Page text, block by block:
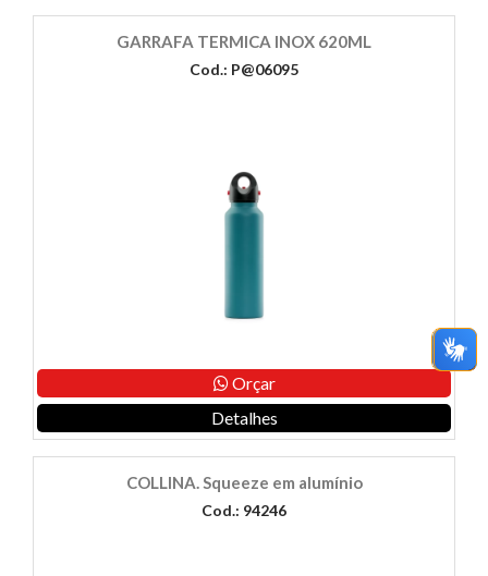
GARRAFA TERMICA INOX 620ML
Cod.: P@06095
Orçar
Detalhes
COLLINA. Squeeze em alumínio
Cod.: 94246